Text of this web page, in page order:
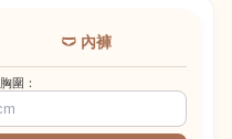
🩲 內褲
胸圍：